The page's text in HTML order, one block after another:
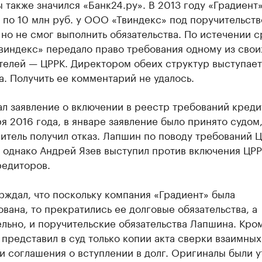
также значился «Банк24.ру». В 2013 году
по 10 млн руб. у ООО «Твиндекс» под
не смог выполнить обязательства. По истечении
передало право требования одному из
— ЦРРК. Директором обеих структур
Получить ее комментарий не удалось.
заявление о включении в реестр требований
2016 года, в январе заявление было принято
получил отказ. Лапшин по поводу требований
Андрей Язев выступил против включения
что поскольку компания «Градиент» была
то прекратились ее долговые обязательства, а
и поручительские обязательства Лапшина.
представил в суд только копии акта сверки взаимных
соглашения о вступлении в долг. Оригиналы были